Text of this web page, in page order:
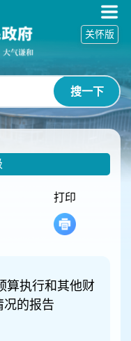
搜一下
关怀版
打印
算执行和其他财
况的报告